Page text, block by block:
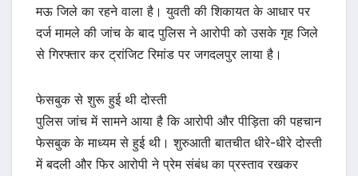
मऊ जिले का रहने वाला है। युवती की शिकायत के आधार पर
दर्ज मामले की जांच के बाद पुलिस ने आरोपी को उसके गृह जिले
से गिरफ्तार कर ट्रांजिट रिमांड पर जगदलपुर लाया है।
फेसबुक से शुरू हुई थी दोस्ती
पुलिस जांच में सामने आया है कि आरोपी और पीड़िता की पहचान
फेसबुक के माध्यम से हुई थी। शुरुआती बातचीत धीरे-धीरे दोस्ती
में बदली और फिर आरोपी ने प्रेम संबंध का प्रस्ताव रखकर